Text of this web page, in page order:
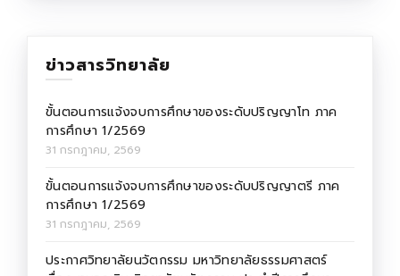
ข่าวสารวิทยาลัย
ขั้นตอนการแจ้งจบการศึกษาของระดับปริญญาโท ภาค
การศึกษา 1/2569
31 กรกฎาคม, 2569
ขั้นตอนการแจ้งจบการศึกษาของระดับปริญญาตรี ภาค
การศึกษา 1/2569
31 กรกฎาคม, 2569
ประกาศวิทยาลัยนวัตกรรม มหาวิทยาลัยธรรมศาสตร์